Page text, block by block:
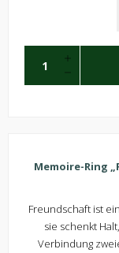
Memoire-Ring
Freundschaft ist
sie schenkt
Verbindung